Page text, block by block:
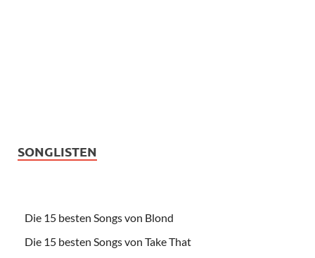
SONGLISTEN
Die 15 besten Songs von Blond
Die 15 besten Songs von Take That